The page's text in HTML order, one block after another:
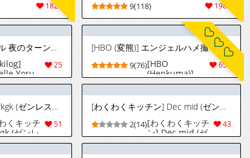
1821 1988
9(118)
[ソルファ] レミエール 夜のターン制バトル
25
Yoru
sei
[HBO (変熊)] エンジェルハメ撮りちゅー (ゼンレスゾーンゼロ) [DL版]
657
9(76)[HBO
(Henkuma)]
Angel Hame
Dori Chuu
(Zenless Zone
Zero) [Digital]
[わくわくキッチン] rkgk (ゼンレスゾーンゼロ)
51
くキッチ
(ゼンレ
ンゼロ)
[わくわくキッチン] Dec mid (ゼンレスゾーンゼロ)
43
2(14)[わくわくキッチ
ン] Dec mid (ゼ
ンレスゾーンゼ
ロ)